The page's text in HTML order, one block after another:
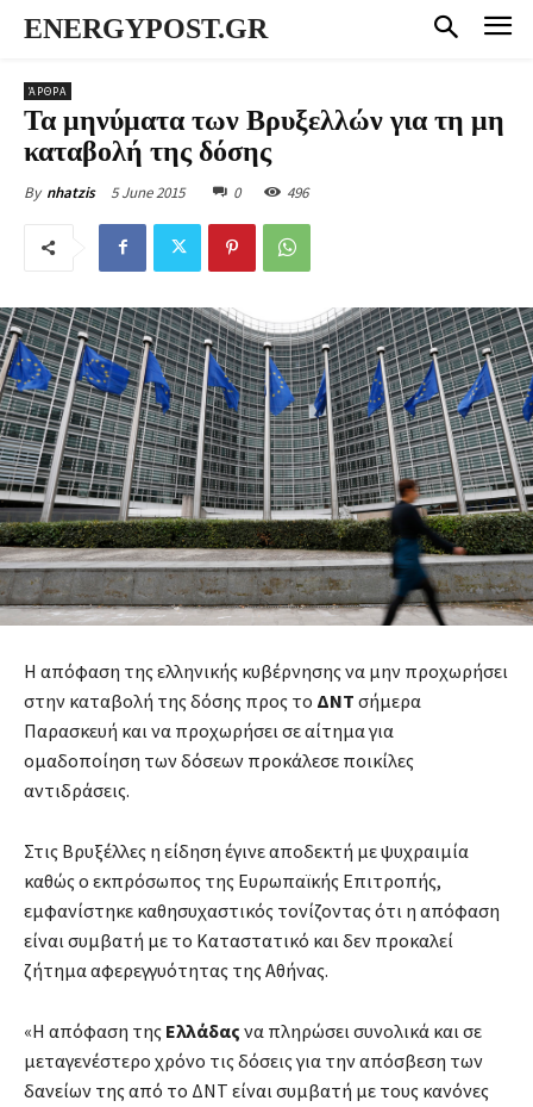
ENERGYPOST.GR
ΆΡΘΡΑ
Τα μηνύματα των Βρυξελλών για τη μη
καταβολή της δόσης
By nhatzis 5 June 2015 0 496
Η απόφαση της ελληνικής κυβέρνησης να μην προχωρήσει
στην καταβολή της δόσης προς το ΔΝΤ σήμερα
Παρασκευή και να προχωρήσει σε αίτημα για
ομαδοποίηση των δόσεων προκάλεσε ποικίλες
αντιδράσεις.
Στις Βρυξέλλες η είδηση έγινε αποδεκτή με ψυχραιμία
καθώς ο εκπρόσωπος της Ευρωπαϊκής Επιτροπής,
εμφανίστηκε καθησυχαστικός τονίζοντας ότι η απόφαση
είναι συμβατή με το Καταστατικό και δεν προκαλεί
ζήτημα αφερεγγυότητας της Αθήνας.
«Η απόφαση της Ελλάδας να πληρώσει συνολικά και σε
μεταγενέστερο χρόνο τις δόσεις για την απόσβεση των
δανείων της από το ΔΝΤ είναι συμβατή με τους κανόνες